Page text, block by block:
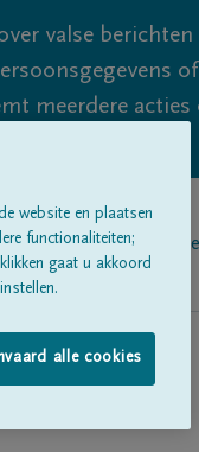
valse berichten
meerdere
ons
website en plaatsen
functionaliteiten;
gaat u akkoord
alle cookies